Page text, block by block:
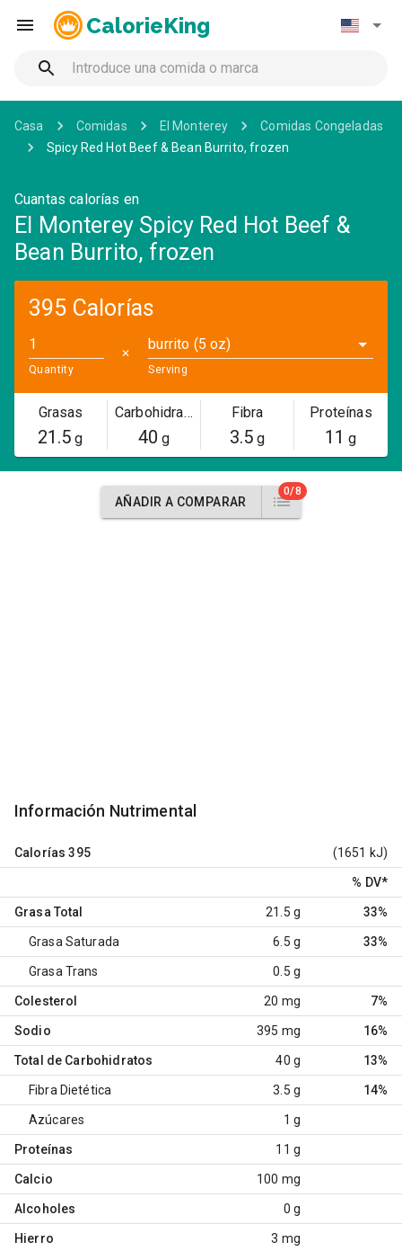
CalorieKing
Casa Comidas El Monterey
Comidas Congeladas
Spicy Red Hot Beef & Bean Burrito, frozen
Cuantas calorías en
El Monterey Spicy Red Hot Beef &
Bean Burrito, frozen
395 Calorías
Quantity
✕
burrito (5 oz)
Serving
Grasas
21.5 g
Carbohidratos
40 g
Fibra
3.5g
Proteínas
11 g
AÑADIR A COMPARAR
0/8
Información Nutrimental
Calorías 395 (1651 kJ)
% DV*
Grasa Total 21.5 g 33%
Grasa Saturada 6.5 g 33%
Grasa Trans 0.5 g
Colesterol 20 mg 7%
Sodio 395 mg 16%
Total de Carbohidratos 40 g 13%
Fibra Dietética 3.5 g 14%
Azúcares 1 g
Proteínas 11 g
Calcio 100 mg
Alcoholes 0 g
Hierro 3 mg